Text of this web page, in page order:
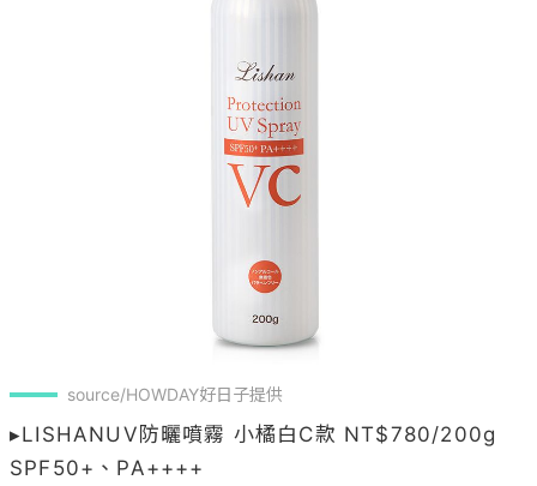
source/HOWDAY好日子提供
▸LISHANUV防曬噴霧 小橘白C款 NT$780/200g
SPF50+、PA++++